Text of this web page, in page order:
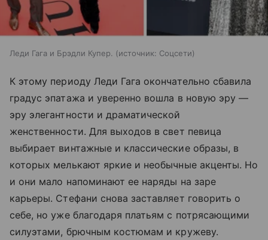
Леди Гага и Брэдли Купер. источник: Соцсети
К этому периоду Леди Гага окончательно сбавила
градус эпатажа и уверенно вошла в новую эру —
эру элегантности и драматической
женственности. Для выходов в свет певица
выбирает винтажные и классические образы, в
которых мелькают яркие и необычные акценты. Но
и они мало напоминают ее наряды на заре
карьеры. Стефани снова заставляет говорить о
себе, но уже благодаря платьям с потрясающими
силуэтами, брючным костюмам и кружеву.